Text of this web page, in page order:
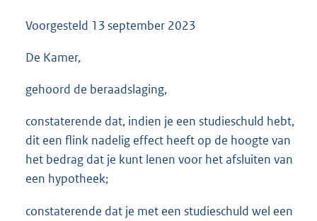
6
Voorgesteld 13 september 2023
De Kamer,
gehoord de beraadslaging,
constaterende dat, indien je een studieschuld hebt,
dit een flink nadelig effect heeft op de hoogte van
het bedrag dat je kunt lenen voor het afsluiten van
een hypotheek;
constaterende dat je met een studieschuld wel een